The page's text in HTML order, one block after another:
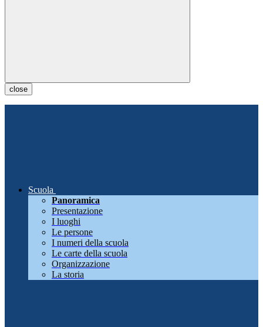
close
Scuola
Panoramica
Presentazione
I luoghi
Le persone
I numeri della scuola
Le carte della scuola
Organizzazione
La storia